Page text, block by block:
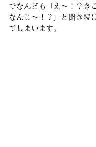
でなんども「え〜！？き
なんじ〜！？」と聞き続
てしまいます。